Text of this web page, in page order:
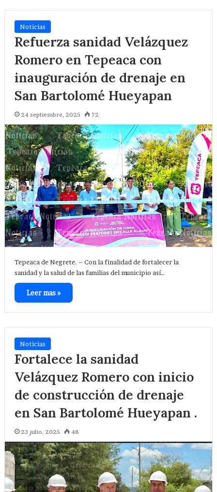
Noticias
Refuerza sanidad Velázquez
Romero en Tepeaca con
inauguración de drenaje en
San Bartolomé Hueyapan
24 septiembre, 2025 72
Tepeaca de Negrete. – Con la finalidad de fortalecer la
sanidad y la salud de las familias del municipio así…
Leer mas »
Noticias
Fortalece la sanidad
Velázquez Romero con inicio
de construcción de drenaje
en San Bartolomé Hueyapan .
23 julio, 2025 48